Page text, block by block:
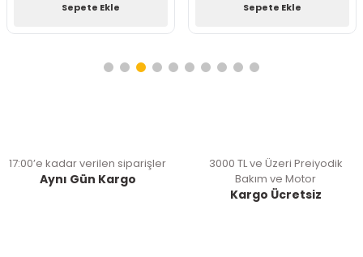
Sepete Ekle Sepete Ekle
17:00’e kadar verilen siparişler
Aynı Gün Kargo
3000 TL ve Üzeri Preiyodik
Bakım ve Motor
Kargo Ücretsiz